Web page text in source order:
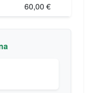
60,00 €